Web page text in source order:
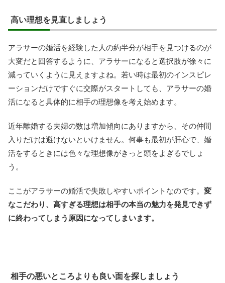
高い理想を見直しましょう
アラサーの婚活を経験した人の約半分が相手を見つけるのが
大変だと回答するように、アラサーになると選択肢が徐々に
減っていくように見えますよね。若い時は最初のインスピレ
ーションだけですぐに交際がスタートしても、アラサーの婚
活になると具体的に相手の理想像を考え始めます。
近年離婚する夫婦の数は増加傾向にありますから、その仲間
入りだけは避けないといけません。何事も最初が肝心で、婚
活をするときには色々な理想像がきっと頭をよぎるでしょ
う。
ここがアラサーの婚活で失敗しやすいポイントなのです。 変
なこだわり、高すぎる理想は相手の本当の魅力を発見できず
に終わってしまう原因になってしまいます。
相手の悪いところよりも良い面を探しましょう